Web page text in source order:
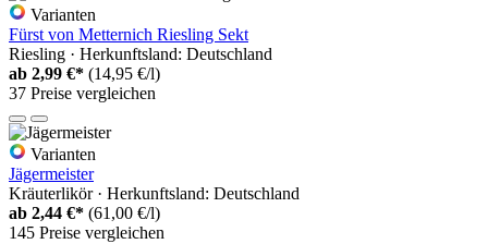
Varianten
Fürst von Metternich Riesling Sekt
Riesling · Herkunftsland: Deutschland
ab 2,99 €* (14,95 €/l)
37 Preise vergleichen
Varianten
Jägermeister
Kräuterlikör · Herkunftsland: Deutschland
ab 2,44 €* (61,00 €/l)
145 Preise vergleichen